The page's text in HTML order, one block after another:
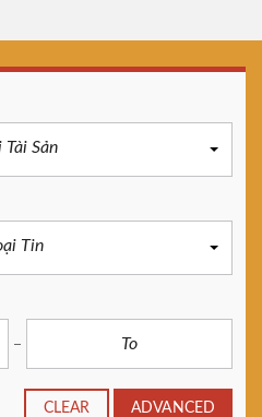
Tài Sản
Tin
CLEAR ADVANCED